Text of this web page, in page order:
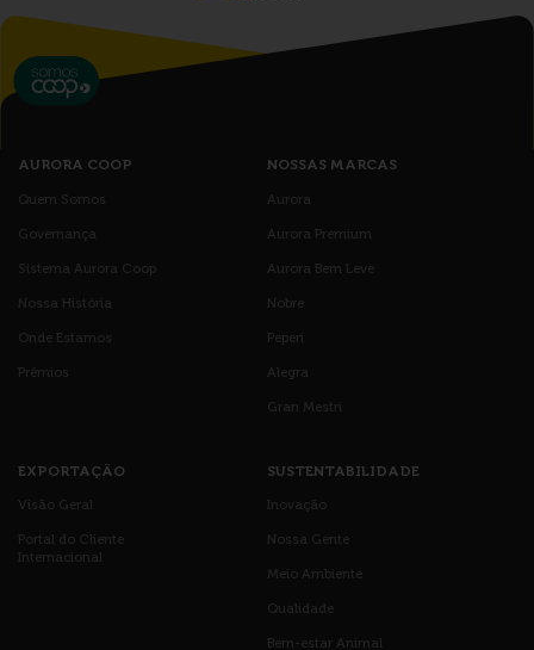
AURORA COOP
Quem Somos
Governança
Sistema Aurora Coop
Nossa História
Onde Estamos
Prêmios
NOSSAS MARCAS
Aurora
Aurora Premium
Aurora Bem Leve
Nobre
Peperi
Alegra
Gran Mestri
EXPORTAÇÃO
Visão Geral
Portal do Cliente
Internacional
SUSTENTABILIDADE
Inovação
Nossa Gente
Meio Ambiente
Qualidade
Bem-estar Animal